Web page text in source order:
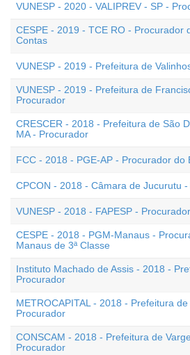
VUNESP - 2020 - VALIPREV - SP -
CESPE - 2019 - TCE RO - Procurador
Contas
VUNESP - 2019 - Prefeitura de
VUNESP - 2019 - Prefeitura de
Procurador
CRESCER - 2018 - Prefeitura de São
MA - Procurador
FCC - 2018 - PGE-AP - Procurador do
CPCON - 2018 - Câmara de Jucurutu
VUNESP - 2018 - FAPESP - Procurador
CESPE - 2018 - PGM-Manaus -
Manaus de 3ª Classe
Instituto Machado de Assis - 2018 -
Procurador
METROCAPITAL - 2018 - Prefeitura
Procurador
CONSCAM - 2018 - Prefeitura de
Procurador